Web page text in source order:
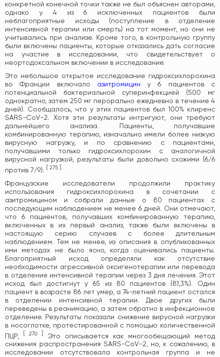
конкретной конечной точки также не был объяснен авторами,
однако у 4 из 6 исключенных пациентов были
неблагоприятные исходы (поступление в отделение
интенсивной терапии или смерть) на тот момент, но они не
учитывались при анализе. Кроме того, в контрольную группу
были включены пациенты, которые отказались дать согласие
на участие в исследовании, что свидетельствует о
неортодоксальном включении в исследование.
Это небольшое открытое исследование гидроксихлорохина
во Франции включало азитромицин у 6 пациентов с
потенциальной бактериальной суперинфекцией (500 мг
однократно, затем 250 мг перорально ежедневно в течение 4
дней). Сообщалось, что у этих пациентов был 100% клиренс
SARS-CoV-2. Хотя эти результаты интригуют, они требуют
дальнейшего анализа. Пациенты, получавшие
комбинированную терапию, изначально имели более низкую
вирусную нагрузку, и по сравнению с пациентами,
получавшими только гидроксихлорохин с аналогичной
вирусной нагрузкой, результаты были довольно схожими (6/6
против 7/9).
275
Французские исследователи продолжили практику
использования гидроксихлорохина в сочетании с
азитромицином и собрали данные о 80 пациентах с
последующим наблюдением не менее 6 дней. Они отмечают,
что 6 пациентов, получавших комбинированную терапию,
включенных в их первый анализ, также были включены в
настоящую серию случаев с более длительным
наблюдением. Тем не менее, из описания в опубликованных
ими методах не было ясно, когда оценивались пациенты.
Благоприятный исход определяли как отсутствие
необходимости агрессивной оксигенотерапии или перевода
в отделение интенсивной терапии через 3 дня лечения. Этот
исход был достигнут у 65 из 80 пациентов (81,3%). Один
пациент в возрасте 86 лет умер, а 74-летний пациент остался
в отделении интенсивной терапии. Двое других были
переведены в реанимацию, а затем обратно в инфекционное
отделение. Результаты показали снижение вирусной нагрузки
в носоглотке, протестированной с помощью количественной
ПЦР,
276
Это описывается как многообещающий метод
снижения распространения SARS-CoV-2, но, к сожалению, в
исследовании отсутствовала контрольная группа и не